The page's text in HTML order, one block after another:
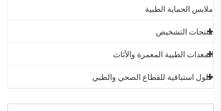
ملابس الحماية الطبية
منتجات التشخيص
المعدات الطبية المعمرة والأثاث
حلول استباقية للقطاع الصحي والطبي